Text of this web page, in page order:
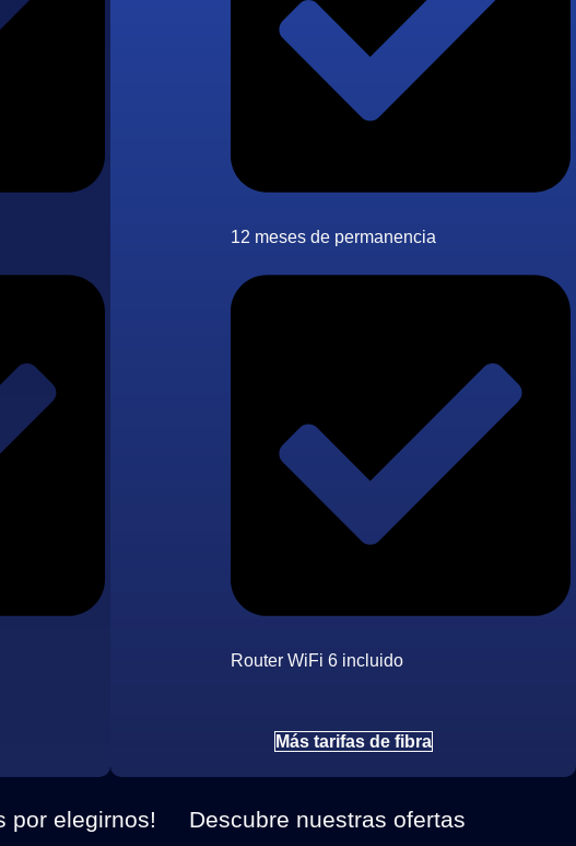
12 meses de permanencia
Router WiFi 6 incluido
Más tarifas de fibra
por elegirnos! Descubre nuestras ofertas